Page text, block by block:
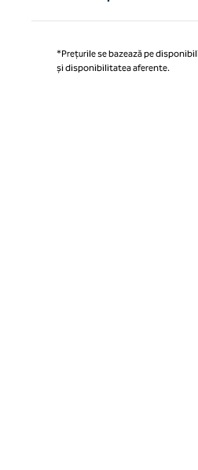
*Prețurile se bazează pe
și disponibilitatea aferente.